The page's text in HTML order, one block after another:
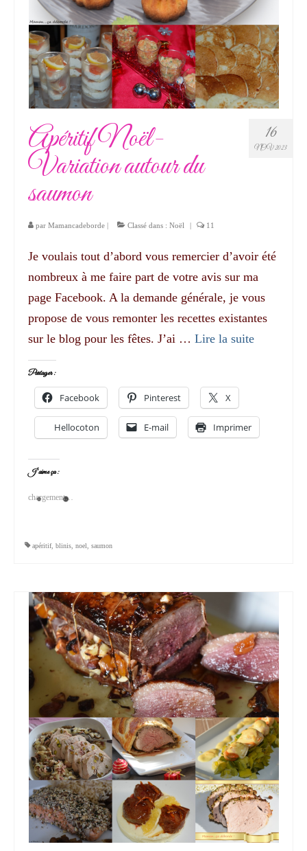
16
NOV 2023
Apéritif Noël-
Variation autour du
saumon
par Mamancadeborde | Classé dans : Noël | 11
Je voulais tout d’abord vous remercier d’avoir été
nombreux à me faire part de votre avis sur ma
page Facebook. A la demande générale, je vous
propose de vous remonter les recettes existantes
sur le blog pour les fêtes. J’ai … Lire la suite­­
Partager :
Facebook Pinterest X
Hellocoton E-mail Imprimer
J’aime ça :
chargement…
apéritif, blinis noel saumon